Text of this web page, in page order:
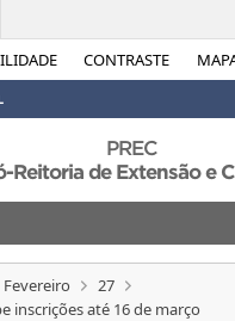
CONTRASTE
Acesso à
PREC
Reitoria de Extensão e
Fevereiro
27
inscrições até 16 de março